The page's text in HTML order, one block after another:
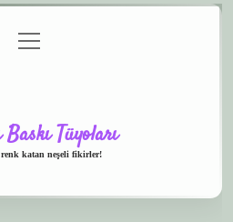
menüyü
aç
Baskı Tüyoları
renk katan neşeli fikirler!